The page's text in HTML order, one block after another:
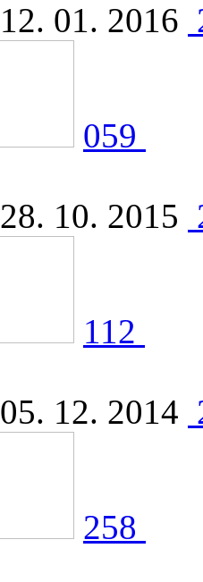
12. 01. 2016
059
28. 10. 2015
112
05. 12. 2014
258